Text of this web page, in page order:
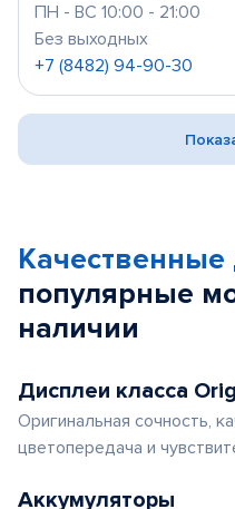
ПН - ВС 10:00 - 21:00
Без выходных
+7 (8482) 94-90-30
Качественные
популярные
наличии
Дисплеи класса
Оригинальная сочность,
цветопередача и
Аккумуляторы